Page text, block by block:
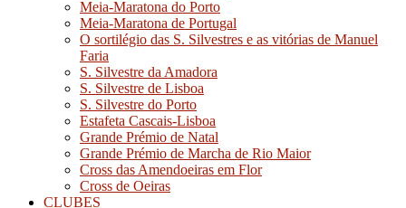
Meia-Maratona do Porto
Meia-Maratona de Portugal
O sortilégio das S. Silvestres e as vitórias de Manuel
Faria
S. Silvestre da Amadora
S. Silvestre de Lisboa
S. Silvestre do Porto
Estafeta Cascais-Lisboa
Grande Prémio de Natal
Grande Prémio de Marcha de Rio Maior
Cross das Amendoeiras em Flor
Cross de Oeiras
CLUBES